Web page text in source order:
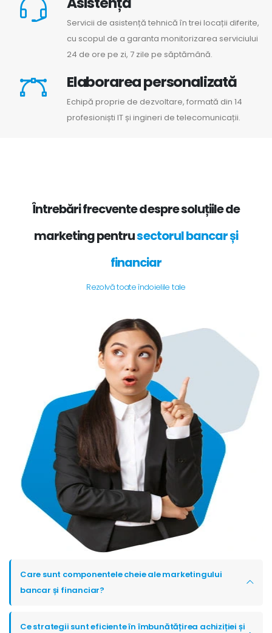
Servicii de asistență tehnică în trei locații diferite,
cu scopul de a garanta monitorizarea serviciului
24 de ore pe zi, 7 zile pe săptămână.
Elaborarea personalizată
Echipă proprie de dezvoltare, formată din 14
profesioniști IT și ingineri de telecomunicații.
Întrebări frecvente despre soluțiile de
marketing pentrusectorul bancar și
financiar
Rezolvă toate îndoielile tale
Care sunt componentele cheie ale marketingului
bancar și financiar?
Ce strategii sunt eficiente în îmbunătățirea achiziției și